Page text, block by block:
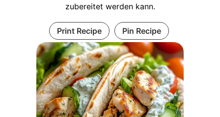
zubereitet werden kann.
Print Recipe Pin Recipe